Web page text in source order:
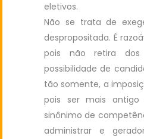
eletivos.
Não se trata de
despropositada. É
pois não retira
possibilidade de
tão somente, a
pois ser mais
sinônimo de
administrar e